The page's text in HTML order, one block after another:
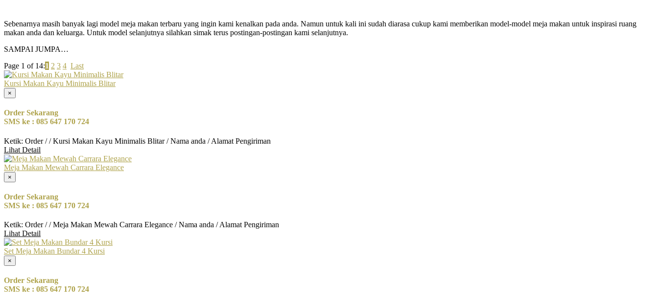
Sebenarnya masih banyak lagi model meja makan terbaru yang ingin kami kenalkan pada anda. Namun untuk kali ini sudah diarasa cukup kami memberikan model-model meja makan untuk inspirasi ruang
makan anda dan keluarga. Untuk model selanjutnya silahkan simak terus postingan-postingan kami selanjutnya.
SAMPAI JUMPA…
Page 1 of 14:1 2 3 4 Last
Kursi Makan Kayu Minimalis Blitar
×
Order Sekarang
SMS ke : 085 647 170 724
Ketik: Order / / Kursi Makan Kayu Minimalis Blitar / Nama anda / Alamat Pengiriman
Lihat Detail
Meja Makan Mewah Carrara Elegance
×
Order Sekarang
SMS ke : 085 647 170 724
Ketik: Order / / Meja Makan Mewah Carrara Elegance / Nama anda / Alamat Pengiriman
Lihat Detail
Set Meja Makan Bundar 4 Kursi
×
Order Sekarang
SMS ke : 085 647 170 724